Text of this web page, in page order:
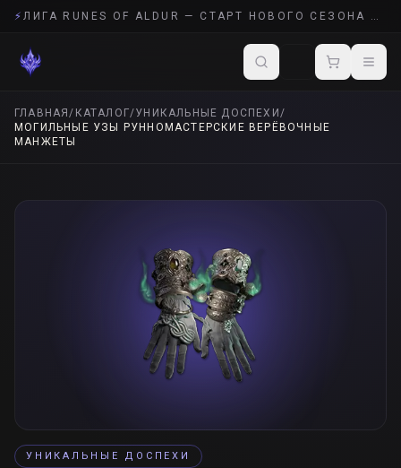
⚡ ЛИГА RUNES OF ALDUR — СТАРТ НОВОГО СЕЗОНА POE 2
ГЛАВНАЯ/ КАТАЛОГ/УНИКАЛЬНЫЕ ДОСПЕХИ /
МОГИЛЬНЫЕ УЗЫ РУННОМАСТЕРСКИЕ ВЕРЁВОЧНЫЕ
МАНЖЕТЫ
УНИКАЛЬНЫЕ ДОСПЕХИ